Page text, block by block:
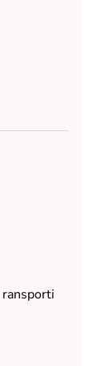
ransporti